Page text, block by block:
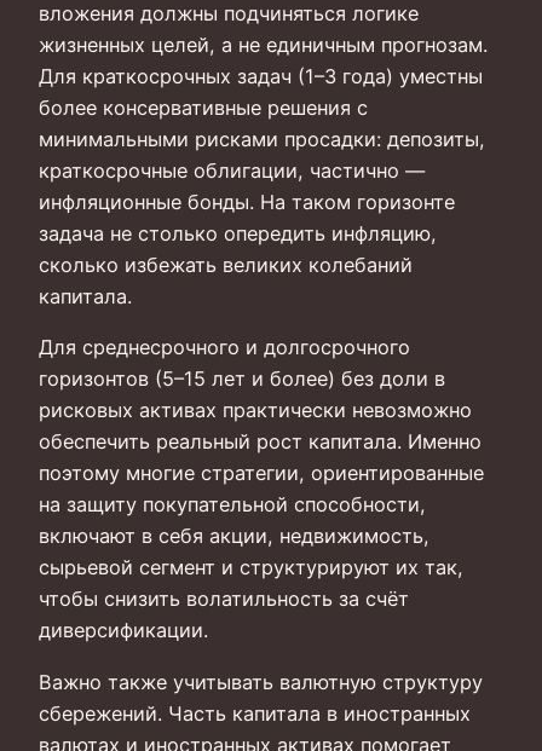
вложения должны подчиняться логике
жизненных целей, а не единичным прогнозам.
Для краткосрочных задач (1–3 года) уместны
более консервативные решения с
минимальными рисками просадки: депозиты,
краткосрочные облигации, частично —
инфляционные бонды. На таком горизонте
задача не столько опередить инфляцию,
сколько избежать великих колебаний
капитала.
Для среднесрочного и долгосрочного
горизонтов (5–15 лет и более) без доли в
рисковых активах практически невозможно
обеспечить реальный рост капитала. Именно
поэтому многие стратегии, ориентированные
на защиту покупательной способности,
включают в себя акции, недвижимость,
сырьевой сегмент и структурируют их так,
чтобы снизить волатильность за счёт
диверсификации.
Важно также учитывать валютную структуру
сбережений. Часть капитала в иностранных
валютах и иностранных активах помогает